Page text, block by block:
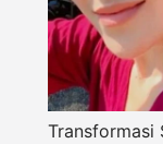
Transformasi